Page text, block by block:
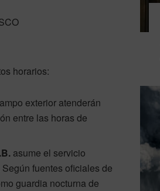
horarios:
exterior atenderán
entre las horas de
asume el servicio
fuentes oficiales de
guardia nocturna de